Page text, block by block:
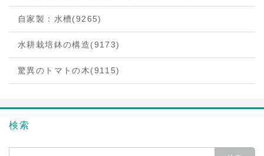
自家製：水槽(9265)
水耕栽培鉢の構造(9173)
驚異のトマトの木(9115)
検索